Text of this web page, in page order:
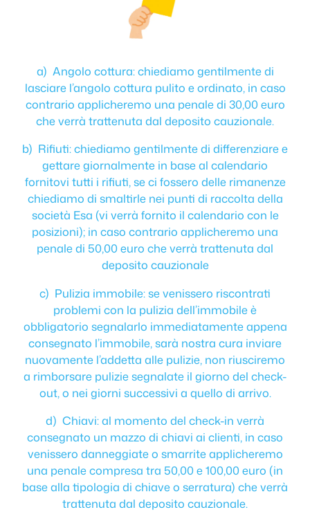
a) Angolo cottura: chiediamo gentilmente di
lasciare l’angolo cottura pulito e ordinato, in caso
contrario applicheremo una penale di 30,00 euro
che verrà trattenuta dal deposito cauzionale.
b) Rifiuti: chiediamo gentilmente di differenziare e
gettare giornalmente in base al calendario
fornitovi tutti i rifiuti, se ci fossero delle rimanenze
chiediamo di smaltirle nei punti di raccolta della
società Esa (vi verrà fornito il calendario con le
posizioni); in caso contrario applicheremo una
penale di 50,00 euro che verrà trattenuta dal
deposito cauzionale
c) Pulizia immobile: se venissero riscontrati
problemi con la pulizia dell’immobile è
obbligatorio segnalarlo immediatamente appena
consegnato l’immobile, sarà nostra cura inviare
nuovamente l’addetta alle pulizie, non riusciremo
a rimborsare pulizie segnalate il giorno del check-
out, o nei giorni successivi a quello di arrivo.
d) Chiavi: al momento del check-in verrà
consegnato un mazzo di chiavi ai clienti, in caso
venissero danneggiate o smarrite applicheremo
una penale compresa tra 50,00 e 100,00 euro (in
base alla tipologia di chiave o serratura) che verrà
trattenuta dal deposito cauzionale.